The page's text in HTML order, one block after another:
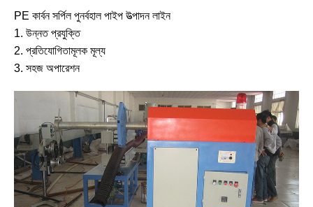
PE কার্বন সর্পিল পুনর্বহাল পাইপ উত্পাদন লাইন
1. উন্নত প্রযুক্তি
2. প্রতিযোগিতামূলক মূল্য
3. সহজ অপারেশন